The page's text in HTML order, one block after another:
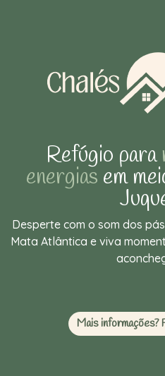
Refúgio para
energias em
Desperte com o som dos
Mata Atlântica e viva
Mais informações?